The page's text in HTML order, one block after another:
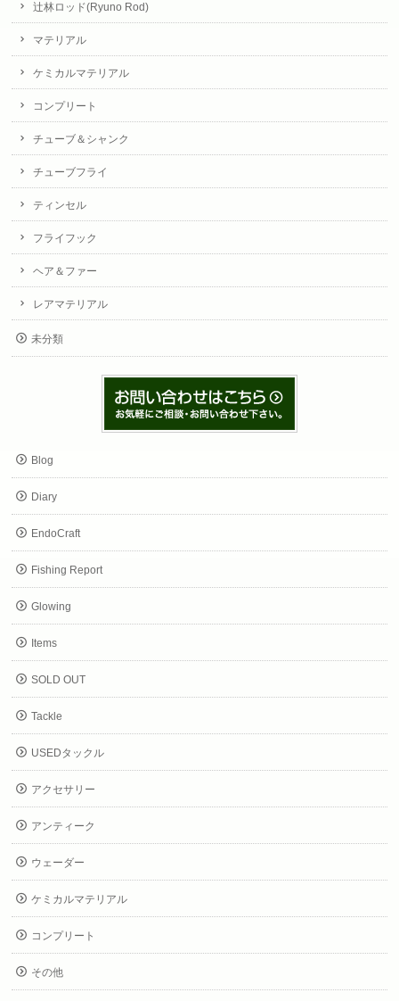
辻林ロッド(Ryuno Rod)
マテリアル
ケミカルマテリアル
コンプリート
チューブ＆シャンク
チューブフライ
ティンセル
フライフック
ヘア＆ファー
レアマテリアル
未分類
Blog
Diary
EndoCraft
Fishing Report
Glowing
Items
SOLD OUT
Tackle
USEDタックル
アクセサリー
アンティーク
ウェーダー
ケミカルマテリアル
コンプリート
その他